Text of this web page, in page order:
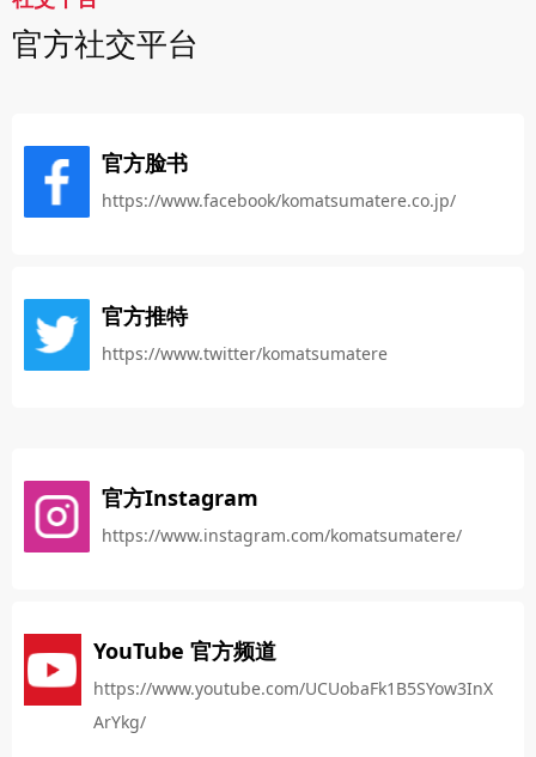
官方社交平台
官方脸书
https://www.facebook/komatsumatere.co.jp/
官方推特
https://www.twitter/komatsumatere
官方Instagram
https://www.instagram.com/komatsumatere/
YouTube 官方频道
https://www.youtube.com/UCUobaFk1B5SYow3InX
ArYkg/